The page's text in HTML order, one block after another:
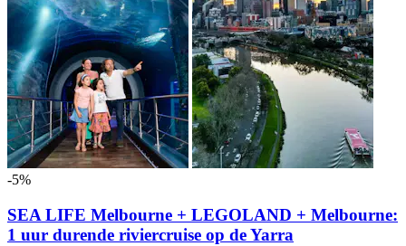
-5%
SEA LIFE Melbourne + LEGOLAND + Melbourne:
1 uur durende riviercruise op de Yarra